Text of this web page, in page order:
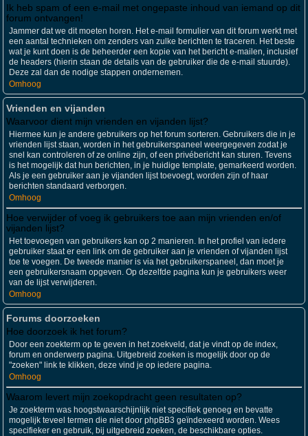
Ik heb spam of een e-mail met ongepaste inhoud van iemand op dit
forum ontvangen!
Jammer dat we dit moeten horen. Het e-mail formulier van dit forum werkt met
een aantal technieken om zenders van zulke berichten te traceren. Het beste
wat je kunt doen is de beheerder een kopie van het bericht e-mailen, inclusief
de headers (hierin staan de details van de gebruiker die de e-mail stuurde).
Deze zal dan de nodige stappen ondernemen.
Omhoog
Vrienden en vijanden
Waarvoor dient mijn vrienden en vijanden lijst?
Hiermee kun je andere gebruikers op het forum sorteren. Gebruikers die in je
vrienden lijst staan, worden in het gebruikerspaneel weergegeven zodat je
snel kan controleren of ze online zijn, of een privébericht kan sturen. Tevens
is het mogelijk dat hun berichten, in je huidige template, gemarkeerd worden.
Als je een gebruiker aan je vijanden lijst toevoegt, worden zijn of haar
berichten standaard verborgen.
Omhoog
Hoe verwijder of voeg ik gebruikers toe aan mijn vrienden en/of
vijanden lijst?
Het toevoegen van gebruikers kan op 2 manieren. In het profiel van iedere
gebruiker staat er een link om de gebruiker aan je vrienden of vijanden lijst
toe te voegen. De tweede manier is via het gebruikerspaneel, dan moet je
een gebruikersnaam opgeven. Op dezelfde pagina kun je gebruikers weer
van de lijst verwijderen.
Omhoog
Forums doorzoeken
Hoe doorzoek ik het forum?
Door een zoekterm op te geven in het zoekveld, dat je vindt op de index,
forum en onderwerp pagina. Uitgebreid zoeken is mogelijk door op de
"zoeken" link te klikken, deze vind je op iedere pagina.
Omhoog
Waarom levert mijn zoekopdracht geen resultaten op?
Je zoekterm was hoogstwaarschijnlijk niet specifiek genoeg en bevatte
mogelijk teveel termen die niet door phpBB3 geïndexeerd worden. Wees
specifieker en gebruik, bij uitgebreid zoeken, de beschikbare opties.